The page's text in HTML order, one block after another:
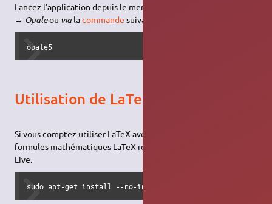
Lancez l'application depuis le menu
→ Opaleou via lacommande suivante :
opale5
Utilisation de LaTeX dans Opale
Si vous comptez utiliser LaTeX avec Opale, l'exploitation des
formules mathématiques LaTeX requière l'installation de Tex
Live.
sudo apt-get install --no-install-recommends texlive-